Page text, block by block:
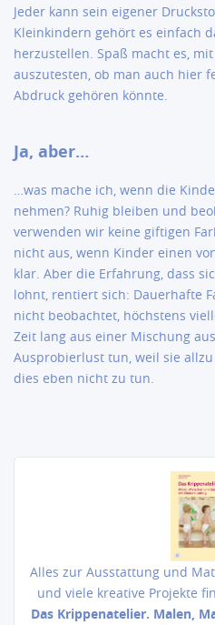
Jeder kann sein eigener
Kleinkindern gehört es einfach
herzustellen. Spaß macht es,
auszutesten, ob man auch hier
Abdruck gehören könnte.
Ja, aber…
…was mache ich, wenn die
nehmen? Ruhig bleiben und
verwenden wir keine giftigen
nicht aus, wenn Kinder einen
klar. Aber die Erfahrung, dass
lohnt, rentiert sich: Dauerhafte
nicht beobachtet, höchstens
Zeit lang aus einer Mischung
Ausprobierlust tun, weil sie
dies eben nicht zu tun.
Alles zur Ausstattung und
und viele kreative Projekte
Das Krippenatelier. Malen,